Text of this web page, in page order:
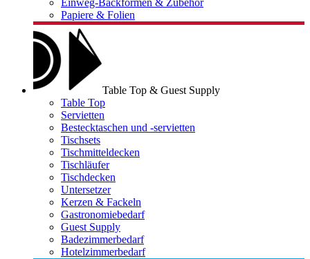
Einweg-Backformen & Zubehör
Papiere & Folien
Table Top & Guest Supply
Table Top
Servietten
Bestecktaschen und -servietten
Tischsets
Tischmitteldecken
Tischläufer
Tischdecken
Untersetzer
Kerzen & Fackeln
Gastronomiebedarf
Guest Supply
Badezimmerbedarf
Hotelzimmerbedarf